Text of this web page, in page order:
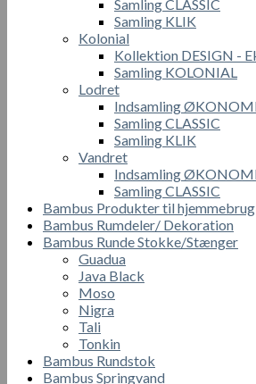
Samling CLASSIC
Samling KLIK
Kolonial
Kollektion DESIGN -
Samling KOLONIAL
Lodret
Indsamling
Samling CLASSIC
Samling KLIK
Vandret
Indsamling
Samling CLASSIC
Bambus Produkter til hjemmebrug
Bambus Rumdeler/ Dekoration
Bambus Runde Stokke/Stænger
Guadua
Java Black
Moso
Nigra
Tali
Tonkin
Bambus Rundstok
Bambus Springvand